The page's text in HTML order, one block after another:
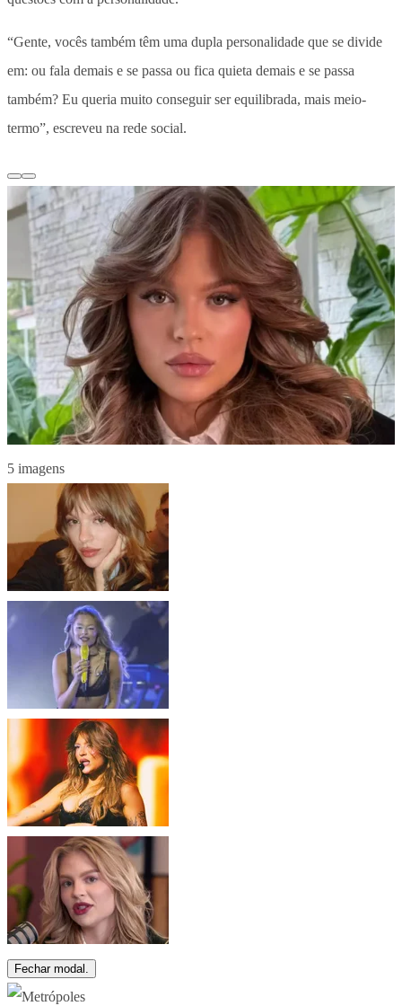
“Gente, vocês também têm uma dupla personalidade que se divide
em: ou fala demais e se passa ou fica quieta demais e se passa
também? Eu queria muito conseguir ser equilibrada, mais meio-
termo”, escreveu na rede social.
5 imagens
Fechar modal.